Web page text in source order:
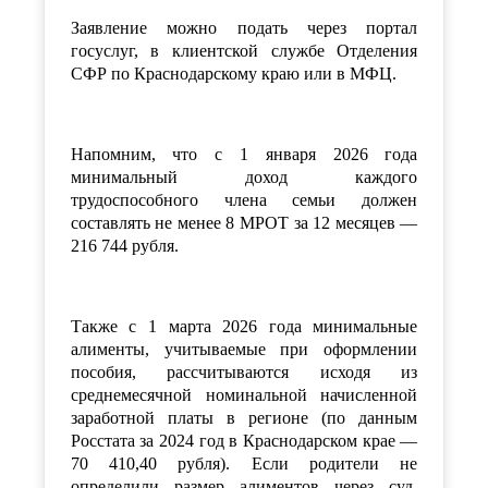
Заявление можно подать через портал
госуслуг, в клиентской службе Отделения
СФР по Краснодарскому краю или в МФЦ.
Напомним, что с 1 января 2026 года
минимальный доход каждого
трудоспособного члена семьи должен
составлять не менее 8 МРОТ за 12 месяцев —
216 744 рубля.
Также с 1 марта 2026 года минимальные
алименты, учитываемые при оформлении
пособия, рассчитываются исходя из
среднемесячной номинальной начисленной
заработной платы в регионе (по данным
Росстата за 2024 год в Краснодарском крае —
70 410,40 рубля). Если родители не